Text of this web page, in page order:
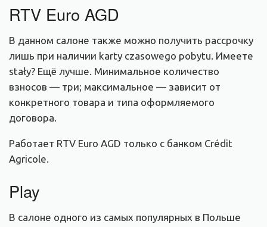
RTV Euro AGD
В данном салоне также можно получить рассрочку
лишь при наличии karty czasowego pobytu. Имеете
stały? Ещё лучше. Минимальное количество
взносов — три; максимальное — зависит от
конкретного товара и типа оформляемого
договора.
Работает RTV Euro AGD только с банком Crédit
Agricole.
Play
В салоне одного из самых популярных в Польше